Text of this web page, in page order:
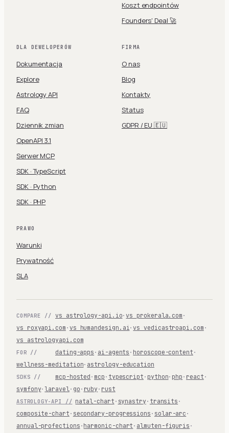
Koszt endpointów
Founders' Deal 🚀
DLA DEWELOPERÓW
Dokumentacja
Explore
Astrology API
FAQ
Dziennik zmian
OpenAPI 3.1
Serwer MCP
SDK · TypeScript
SDK · Python
SDK · PHP
FIRMA
O nas
Blog
Kontakty
Status
GDPR / EU 🇪🇺
PRAWO
Warunki
Prywatność
SLA
COMPARE // vs astrology-api.io·vs prokerala.com ·
vs roxyapi.com · vs humandesign.ai ·vs vedicastroapi.com ·
vs astrologyapi.com
FOR // dating-apps · ai-agents · horoscope-content ·
wellness-meditation· astrology-education
SDKS // mcp-hosted · mcp · typescript · python· php · react ·
symfony·laravel · go · ruby · rust
ASTROLOGY-API // natal-chart · synastry · transits ·
composite-chart · secondary-progressions · solar-arc ·
annual-profections · harmonic-chart · almuten-figuris ·